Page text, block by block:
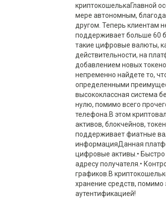
криптокошелькаГлавной
мере автономным,
другом. Теперь клиентам
поддерживает больше 60
такие цифровые валюты,
действительности, на
добавлением новых
непременно найдете то,
определенными
высококлассная система
нулю, помимо всего
телефона.В этом
активов, блокчейнов,
поддерживает фиатные
информацияДанная
цифровые активы.•
адресу получателя.•
графиков.В
хранение средств, помимо
аутентификацией!